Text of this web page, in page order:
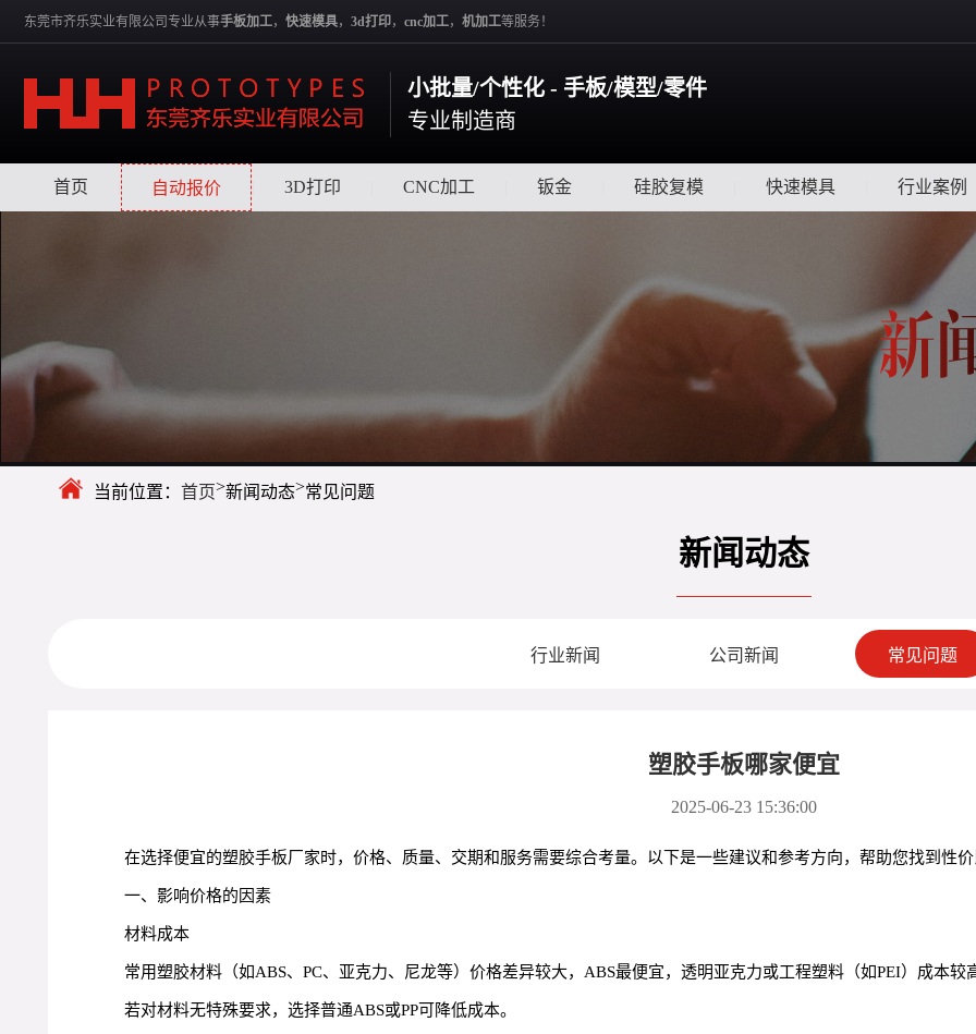
东莞市齐乐实业有限公司专业从事手板加工， 快速模具， 3d打印， cnc加工， 机加工等服务！
小批量/个性化 - 手板/模型/零件
专业制造商
首页 自动报价 3D打印 CNC加工 钣金 硅胶复模 快速模具 行业案例
当前位置： 首页>新闻动态>常见问题
新闻动态
行业新闻 公司新闻 常见问题
塑胶手板哪家便宜
2025-06-23 15:36:00
在选择便宜的塑胶手板厂家时，价格、质量、交期和服务需要综合考量。以下是一些建议和参考方向，帮助您找到性
一、影响价格的因素
材料成本
常用塑胶材料（如ABS、PC、亚克力、尼龙等）价格差异较大，ABS最便宜，透明亚克力或工程塑料（如PEI）成本较
若对材料无特殊要求，选择普通ABS或PP可降低成本。